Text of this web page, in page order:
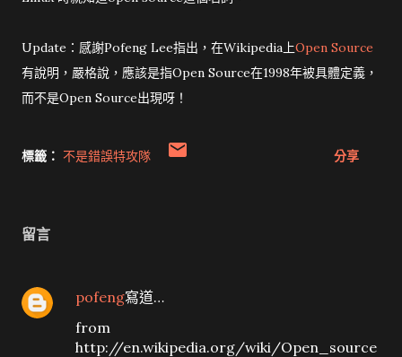
Update：感謝Pofeng Lee指出，在Wikipedia上Open Source
有說明，嚴格說，應該是指Open Source在1998年被具體定義，
而不是Open Source出現呀！
標籤： 不是錯誤特攻隊 分享
留言
pofeng寫道…
from
http://en.wikipedia.org/wiki/Open_source